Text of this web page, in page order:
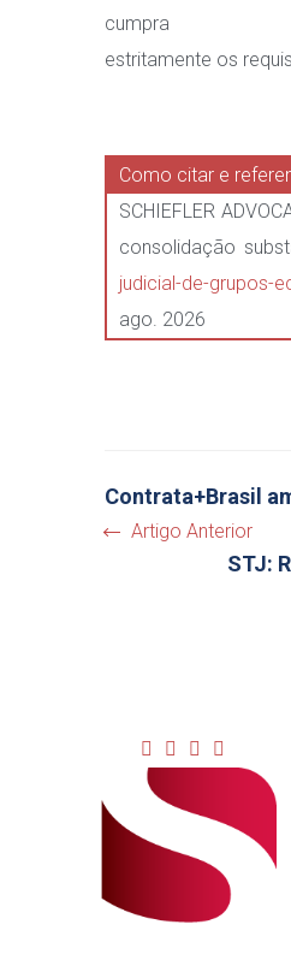
cumpra
estritamente os
Como citar e
SCHIEFLER
consolidação
judicial-de-grupos-
ago. 2026
Contrata+Brasil
Artigo Anterior
STJ: